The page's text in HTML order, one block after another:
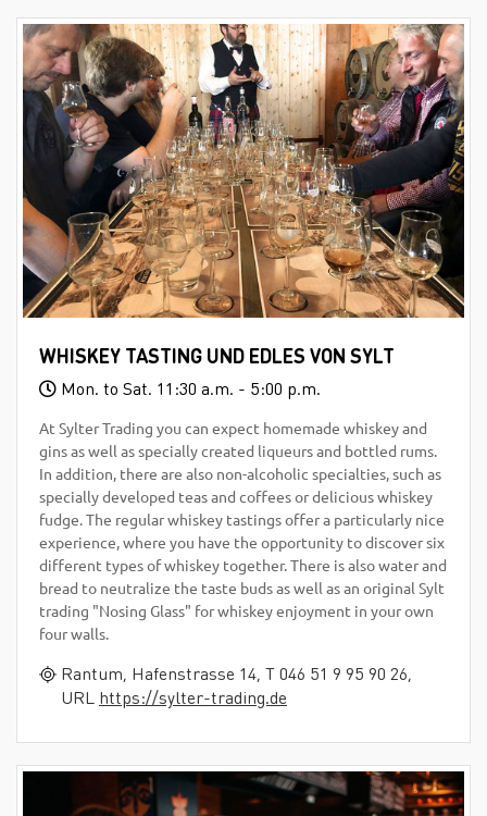
WHISKEY TASTING UND EDLES VON SYLT
Mon. to Sat. 11:30 a.m. - 5:00 p.m.
At Sylter Trading you can expect homemade whiskey and
gins as well as specially created liqueurs and bottled rums.
In addition, there are also non-alcoholic specialties, such as
specially developed teas and coffees or delicious whiskey
fudge. The regular whiskey tastings offer a particularly nice
experience, where you have the opportunity to discover six
different types of whiskey together. There is also water and
bread to neutralize the taste buds as well as an original Sylt
trading "Nosing Glass" for whiskey enjoyment in your own
four walls.
Rantum, Hafenstrasse 14, T 046 51 9 95 90 26,
URL https://sylter-trading.de